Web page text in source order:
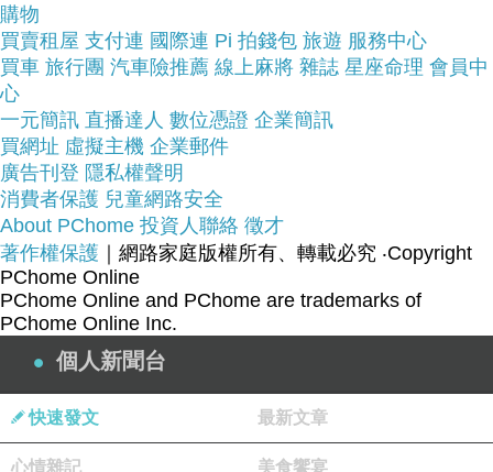
品號：2136106
設計師品牌 花色新穎
超低腰 立體剪裁
彈性材質 貼身舒適
防潑水處理 立即乾燥
購物
買賣租屋 支付連 國際連 Pi 拍錢包 旅遊 服務中心
買車 旅行團 汽車險推薦 線上麻將 雜誌 星座命理 會員中
心
一元簡訊 直播達人 數位憑證 企業簡訊
買網址 虛擬主機 企業郵件
廣告刊登 隱私權聲明
消費者保護 兒童網路安全
About PChome 投資人聯絡 徵才
著作權保護 ｜網路家庭版權所有、轉載必究 ‧Copyright
PChome Online
PChome Online and PChome are trademarks of
PChome Online Inc.
個人新聞台
快速發文 最新文章
心情雜記 美食饗宴